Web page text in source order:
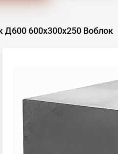
Д600 600х300х250 Воблок